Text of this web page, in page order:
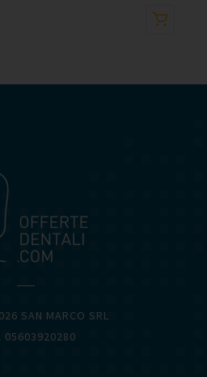
SAN MARCO SRL
05603920280